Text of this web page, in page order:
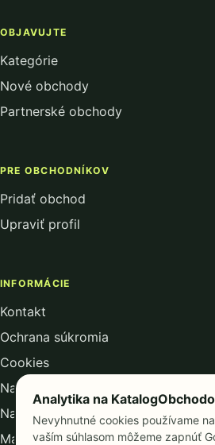
OBJAVUJTE
Kategórie
Nové obchody
Partnerské obchody
PRE OBCHODNÍKOV
Pridať obchod
Upraviť profil
INFORMÁCIE
Kontakt
Ochrana súkromia
Cookies
Nastavenie analytiky
Nastavenie reklamných cookies
Mapa kategórií
Analytika na
Nevyhnutné cookies používame
vaším súhlasom môžeme zapnúť